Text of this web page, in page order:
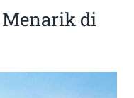
Menarik di